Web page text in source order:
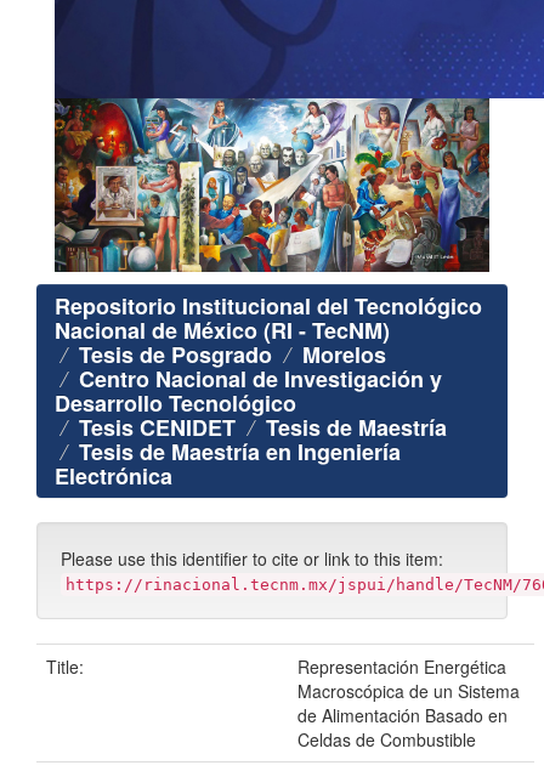
Repositorio Institucional del Tecnológico
Nacional de México (RI - TecNM)
Tesis de Posgrado Morelos
Centro Nacional de Investigación y
Desarrollo Tecnológico
Tesis CENIDET Tesis de Maestría
Tesis de Maestría en Ingeniería
Electrónica
Please use this identifier to cite or link to this item:
https://rinacional.tecnm.mx/jspui/handle/TecNM/
Title:
Representación Energética
Macroscópica de un Sistema
de Alimentación Basado en
Celdas de Combustible